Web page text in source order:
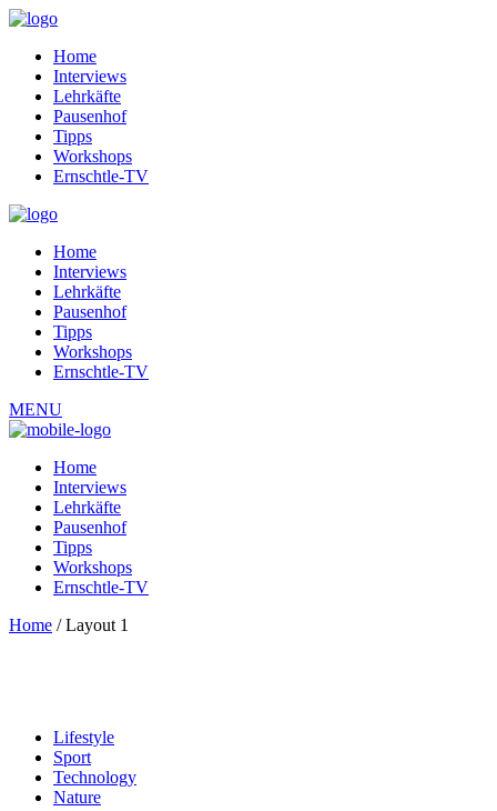
Home
Interviews
Lehrkäfte
Pausenhof
Tipps
Workshops
Ernschtle-TV
Home
Interviews
Lehrkäfte
Pausenhof
Tipps
Workshops
Ernschtle-TV
MENU
Home
Interviews
Lehrkäfte
Pausenhof
Tipps
Workshops
Ernschtle-TV
Home /Layout 1
Lifestyle
Sport
Technology
Nature